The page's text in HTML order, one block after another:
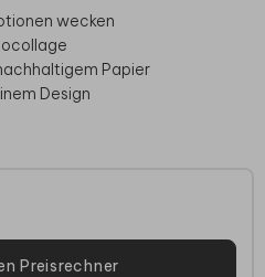
wecken
Papier
Design
Preisrechner